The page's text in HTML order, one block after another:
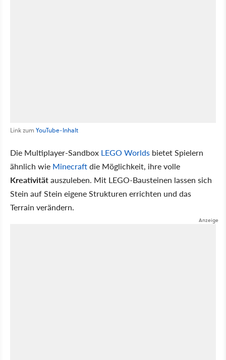
Link zum YouTube-Inhalt
Die Multiplayer-Sandbox LEGO Worlds bietet Spielern
ähnlich wie Minecraftdie Möglichkeit, ihre volle
Kreativitätauszuleben. Mit LEGO-Bausteinen lassen sich
Stein auf Stein eigene Strukturen errichten und das
Terrain verändern.